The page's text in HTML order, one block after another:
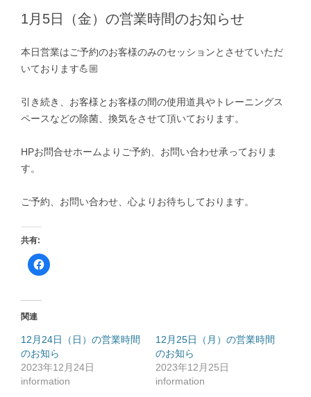
1月5日（金）の営業時間のお知らせ
本日営業はご予約のお客様のみのセッションとさせていただ
いております💪🏼
引き続き、お客様とお客様の間の使用道具やトレーニングス
ペースなどの除菌、換気をさせて頂いております。
HPお問合せホームよりご予約、お問い合わせ承っておりま
す。
ご予約、お問い合わせ、心よりお待ちしております。
共有:
F
a
共
有
す
る
に
は
ク
関連
12月24日（日）の営業時間
のお知ら
2023年12月24日
information
12月25日（月）の営業時間
のお知ら
2023年12月25日
information